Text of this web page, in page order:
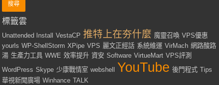
標籤雲
Unattended Install VestaCP 推特上在夯什麼 魔靈召喚 VPS優惠
yourls WP-ShellStorm XPipe VPS 麗文正經話 系統維運 VirMach 網路酸路
湯 生產力工具 WWE 效率提升 資安 Software VirtueMart VPS評測
WordPress Skype 少康戰情室 webshell YouTube 後門程式 Tips
華視新聞廣場 Winhance TALK